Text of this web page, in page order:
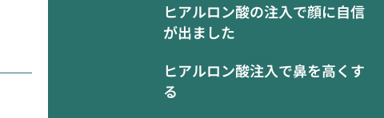
ヒアルロン酸の注入で顔に自信
が出ました
ヒアルロン酸注入で鼻を高くす
る